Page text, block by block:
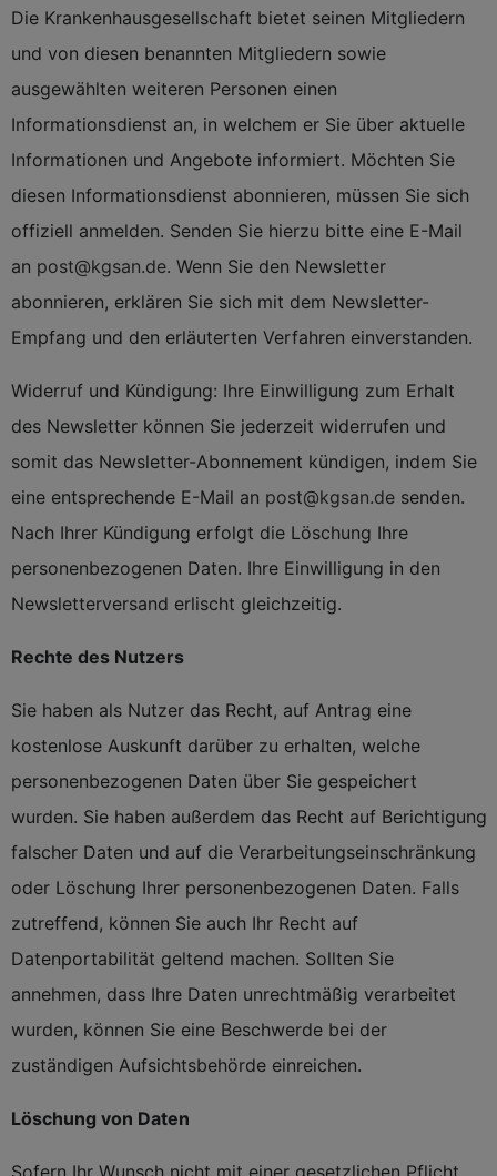
Die Krankenhausgesellschaft bietet seinen Mitgliedern
und von diesen benannten Mitgliedern sowie
ausgewählten weiteren Personen einen
Informationsdienst an, in welchem er Sie über aktuelle
Informationen und Angebote informiert. Möchten Sie
diesen Informationsdienst abonnieren, müssen Sie sich
offiziell anmelden. Senden Sie hierzu bitte eine E-Mail
an post@kgsan.de. Wenn Sie den Newsletter
abonnieren, erklären Sie sich mit dem Newsletter-
Empfang und den erläuterten Verfahren einverstanden.
Widerruf und Kündigung: Ihre Einwilligung zum Erhalt
des Newsletter können Sie jederzeit widerrufen und
somit das Newsletter-Abonnement kündigen, indem Sie
eine entsprechende E-Mail an post@kgsan.de senden.
Nach Ihrer Kündigung erfolgt die Löschung Ihre
personenbezogenen Daten. Ihre Einwilligung in den
Newsletterversand erlischt gleichzeitig.
Rechte des Nutzers
Sie haben als Nutzer das Recht, auf Antrag eine
kostenlose Auskunft darüber zu erhalten, welche
personenbezogenen Daten über Sie gespeichert
wurden. Sie haben außerdem das Recht auf Berichtigung
falscher Daten und auf die Verarbeitungseinschränkung
oder Löschung Ihrer personenbezogenen Daten. Falls
zutreffend, können Sie auch Ihr Recht auf
Datenportabilität geltend machen. Sollten Sie
annehmen, dass Ihre Daten unrechtmäßig verarbeitet
wurden, können Sie eine Beschwerde bei der
zuständigen Aufsichtsbehörde einreichen.
Löschung von Daten
Sofern Ihr Wunsch nicht mit einer gesetzlichen Pflicht